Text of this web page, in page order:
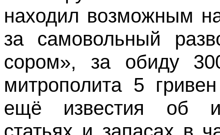
находил возможным
за самовольный
сором», за обиду
митрополита 5
ещё известия об